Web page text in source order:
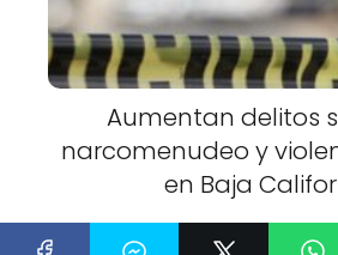
Aumentan delitos
narcomenudeo y
en Baja